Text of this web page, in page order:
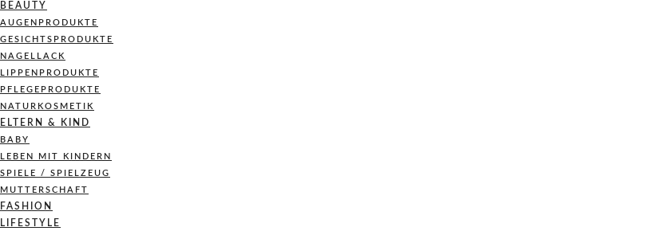
BEAUTY
AUGENPRODUKTE
GESICHTSPRODUKTE
NAGELLACK
LIPPENPRODUKTE
PFLEGEPRODUKTE
NATURKOSMETIK
ELTERN & KIND
BABY
LEBEN MIT KINDERN
SPIELE / SPIELZEUG
MUTTERSCHAFT
FASHION
LIFESTYLE